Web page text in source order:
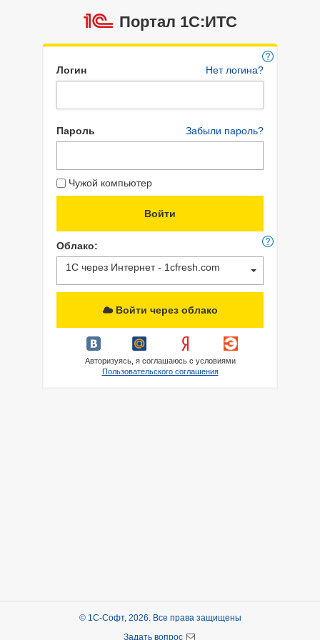
Портал 1C:ИТС
Логин Нет логина?
Пароль Забыли пароль?
Чужой компьютер
Облако:
1С через Интернет - 1cfresh.com
Войти через облако
Авторизуясь, я соглашаюсь с условиями
Пользовательского соглашения
© 1С-Софт, 2026. Все права защищены
Задать вопрос